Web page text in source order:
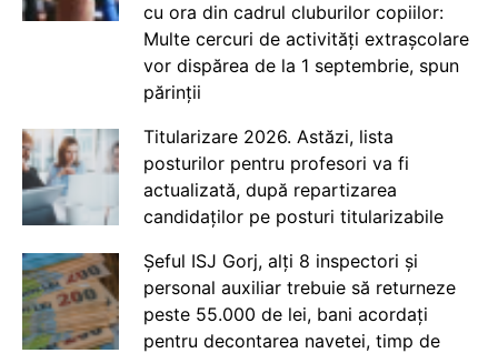
cu ora din cadrul cluburilor copiilor:
Multe cercuri de activități extrașcolare
vor dispărea de la 1 septembrie, spun
părinții
Titularizare 2026. Astăzi, lista
posturilor pentru profesori va fi
actualizată, după repartizarea
candidaților pe posturi titularizabile
Șeful ISJ Gorj, alți 8 inspectori și
personal auxiliar trebuie să returneze
peste 55.000 de lei, bani acordați
pentru decontarea navetei, timp de